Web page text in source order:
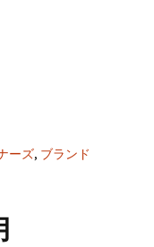
ーズ, ブランド